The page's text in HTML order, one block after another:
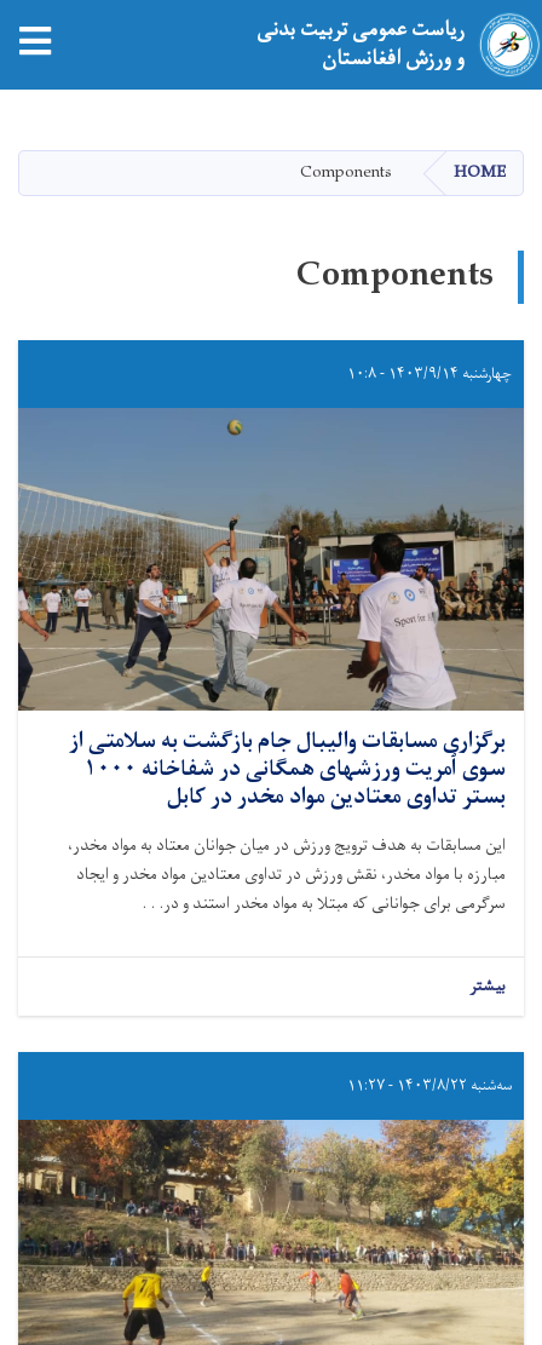
content
ریاست عمومی تربیت بدنی
و ورزش افغانستان
HOME
Components
Components
چهارشنبه ۱۴۰۳/۹/۱۴ - ۱۰:۸
برگزاری مسابقات والیبال جام بازگشت به سلامتی از
سوی ٱمریت ورزشهای همگانی در شفاخانه ۱۰۰۰
بستر تداوی معتادین مواد مخدر در کابل
این مسابقات به هدف ترویج ورزش در میان جوانان معتاد به مواد مخدر،
مبارزه با مواد مخدر، نقش ورزش در تداوی معتادین مواد مخدر و ایجاد
سرگرمی برای جوانانی که مبتلا به مواد مخدر استند و در. . .
بیشتر
سه‌شنبه ۱۴۰۳/۸/۲۲ - ۱۱:۲۷